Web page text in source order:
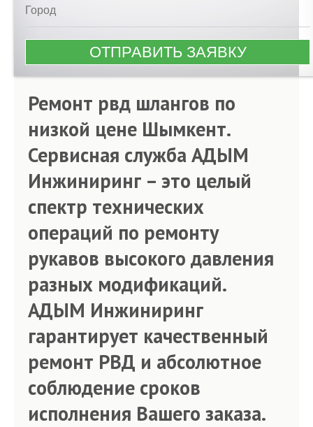
Ремонт рвд шлангов по
низкой цене Шымкент.
Сервисная служба АДЫМ
Инжиниринг – это целый
спектр технических
операций по ремонту
рукавов высокого давления
разных модификаций.
АДЫМ Инжиниринг
гарантирует качественный
ремонт РВД и абсолютное
соблюдение сроков
исполнения Вашего заказа.